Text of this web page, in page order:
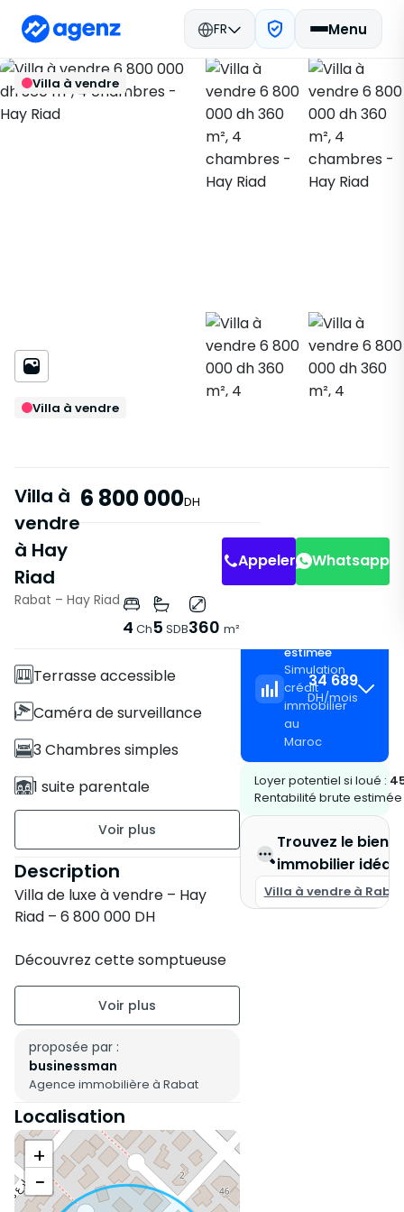
FR Menu
Retour Immobilier Maroc
Acheter
Rabat
Villa Hay Riad 755131 Enregistrer
Villa à vendre
Villa à vendre
Villa à
vendre
à Hay
Riad
6 800 000DH
Rabat – Hay Riad
4 Ch5 SDB360 m²
Appeler Whatsapp
Caractéristiques
Terrasse accessible
Caméra de surveillance
3 Chambres simples
1 suite parentale
5 Salles de bains
360 m2 de terrain
235 m2 de surface
construite
Non meublé
Ancienneté de la
construction : Entre 6 et 10
ans
État du bien : Refait à neuf
Jardin
Garage
Description
Villa de luxe à vendre – Hay
Riad – 6 800 000 DH
Découvrez cette somptueuse
villa située à Hay Riad, offrant
un cadre de vie prestigieux et
des prestations haut de
gamme :
• Superficie :
• Terrain : 235 m²
• Surface construite : 360 m²
Disposition :
Étage :
proposée par :
businessman
Agence immobilière à Rabat
Localisation
+
−
estimée
Simulation
crédit
immobilier
au
Maroc
34 689
DH/mois
Loyer potentiel si loué :
Rentabilité brute
Trouvez le bien
immobilier idéal
Villa à vendre à Rabat